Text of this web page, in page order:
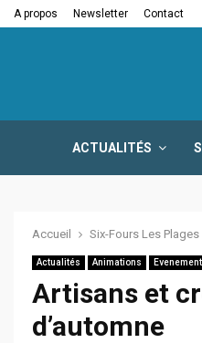
A propos Newsletter Contact
la fermeture…
ACTUALITÉS
Accueil Six-Fours Les Plages
Actualités Animations
Artisans et
d’automne